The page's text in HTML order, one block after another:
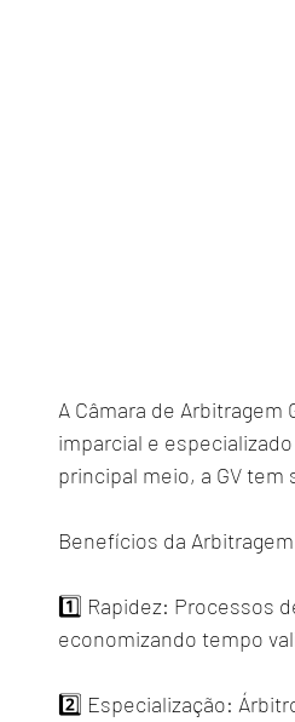
A Câmara de
imparcial e
principal meio, a GV
Benefícios da
1️⃣ Rapidez: Processos
economizando tempo
2️⃣ Especialização: